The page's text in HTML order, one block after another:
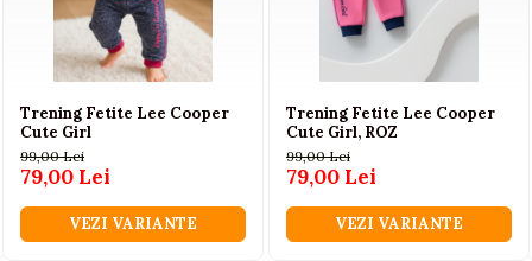
Trenulete
Trenuri cu sine
Trening Fetite Lee Cooper
Cute Girl
99,00 Lei
79,00 Lei
VEZI VARIANTE
Trening Fetite Lee Cooper
Cute Girl, ROZ
99,00 Lei
79,00 Lei
VEZI VARIANTE